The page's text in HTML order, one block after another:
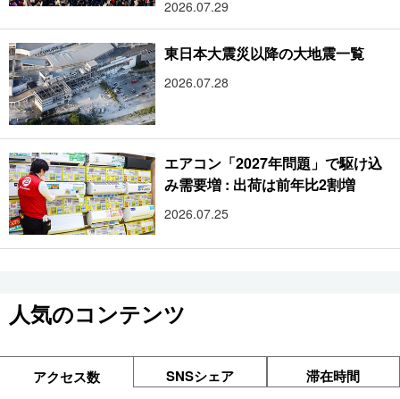
2026.07.29
東日本大震災以降の大地震一覧
2026.07.28
エアコン「2027年問題」で駆け込
み需要増 : 出荷は前年比2割増
2026.07.25
人気のコンテンツ
アクセス数 SNSシェア 滞在時間